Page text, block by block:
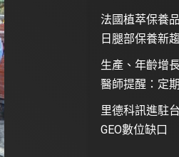
法國植萃保養
日腿部保養新
生產、年齡增
醫師提醒：定
里德科訊進駐
GEO數位缺口